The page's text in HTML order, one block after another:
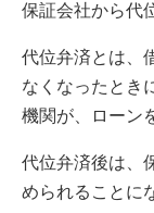
保証会社から代
代位弁済とは、
なくなったとき
機関が、ローン
代位弁済後は、
められることに